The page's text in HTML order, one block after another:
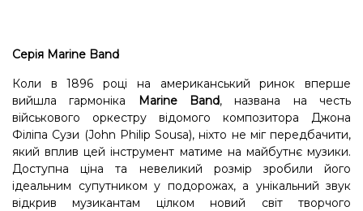
Серія Marine Band
Коли в 1896 році на американський ринок вперше
вийшла гармоніка
Marine Band, названа на честь
військового оркестру відомого композитора Джона
Філіпа Сузи (John Philip Sousa), ніхто не міг передбачити,
який вплив цей інструмент матиме на майбутнє музики.
Доступна ціна та невеликий розмір зробили його
ідеальним супутником у подорожах, а унікальний звук
відкрив музикантам цілком новий світ творчого